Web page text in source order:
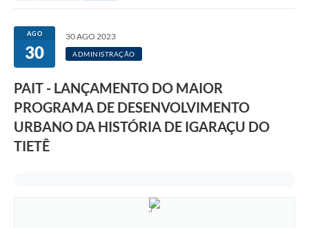
AGO
30
30 AGO 2023
ADMINISTRAÇÃO
PAIT - LANÇAMENTO DO MAIOR
PROGRAMA DE DESENVOLVIMENTO
URBANO DA HISTÓRIA DE IGARAÇU DO
TIETÊ